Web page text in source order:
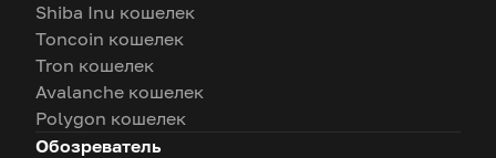
Shiba Inu кошелек
Toncoin кошелек
Tron кошелек
Avalanche кошелек
Polygon кошелек
Обозреватель